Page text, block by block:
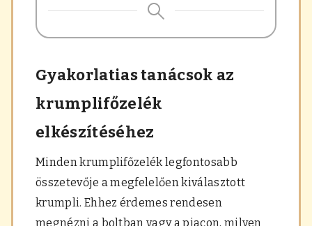
Gyakorlatias tanácsok az
krumplifőzelék
elkészítéséhez
Minden krumplifőzelék legfontosabb
összetevője a megfelelően kiválasztott
krumpli. Ehhez érdemes rendesen
megnézni a boltban vagy a piacon, milyen